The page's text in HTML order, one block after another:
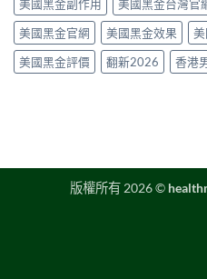
指
南〉
中
購
買
指
南〉
中
美國黑金副作用
美國黑金台灣官
美國黑金官網
美國黑金效果
美國黑金評價
翻新2026 香港
版權所有 2026 ©